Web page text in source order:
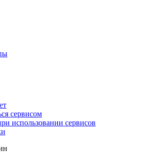
сервисом
использовании сервисов